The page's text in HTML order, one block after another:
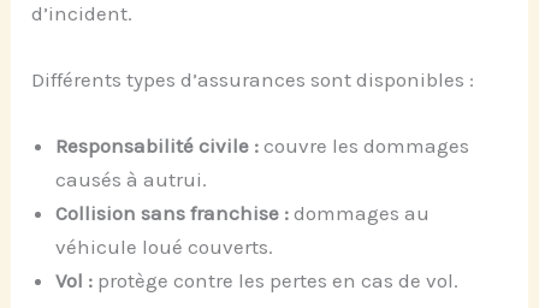
d’incident.
Différents types d’assurances sont disponibles :
Responsabilité civile : couvre les dommages
causés à autrui.
Collision sans franchise : dommages au
véhicule loué couverts.
Vol : protège contre les pertes en cas de vol.